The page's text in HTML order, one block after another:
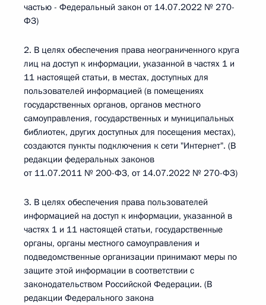
частью - Федеральный закон от 14.07.2022 № 270-
ФЗ)
2. В целях обеспечения права неограниченного круга
лиц на доступ к информации, указанной в частях 1 и
11 настоящей статьи, в местах, доступных для
пользователей информацией (в помещениях
государственных органов, органов местного
самоуправления, государственных и муниципальных
библиотек, других доступных для посещения местах),
создаются пункты подключения к сети "Интернет". (В
редакции федеральных законов
от 11.07.2011 № 200-ФЗ, от 14.07.2022 № 270-ФЗ)
3. В целях обеспечения права пользователей
информацией на доступ к информации, указанной в
частях 1 и 11 настоящей статьи, государственные
органы, органы местного самоуправления и
подведомственные организации принимают меры по
защите этой информации в соответствии с
законодательством Российской Федерации. (В
редакции Федерального закона